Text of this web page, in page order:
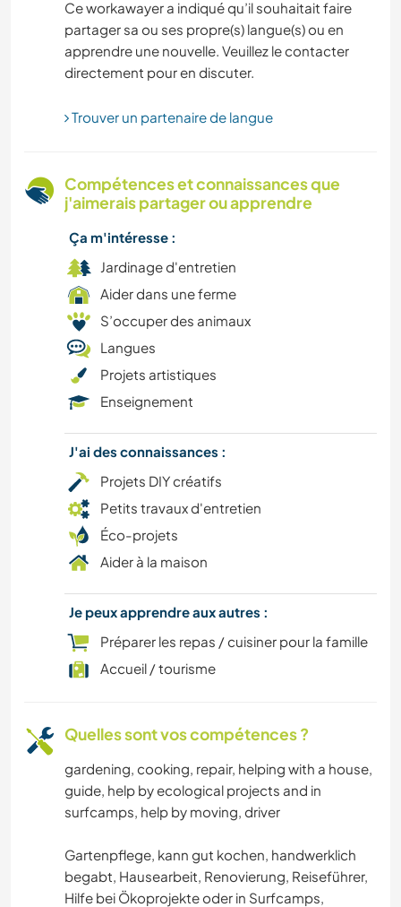
SPORTS NAUTIQUES
DEV. DURABLE
FITNESS
BRICOLAGE / ARTISANAT
VOILE / BATEAU
CYCLISME
NATURE
FERME
CULTURE
Ce workawayer a indiqué qu’il souhaitait faire
partager sa ou ses propre(s) langue(s) ou en
apprendre une nouvelle. Veuillez le contacter
directement pour en discuter.
Trouver un partenaire de langue
Compétences et connaissances que
j'aimerais partager ou apprendre
Ça m'intéresse :
Jardinage d'entretien
Aider dans une ferme
S’occuper des animaux
Langues
Projets artistiques
Enseignement
J'ai des connaissances :
Projets DIY créatifs
Petits travaux d'entretien
Éco-projets
Aider à la maison
Je peux apprendre aux autres :
Préparer les repas / cuisiner pour la famille
Accueil / tourisme
Quelles sont vos compétences ?
gardening, cooking, repair, helping with a house,
guide, help by ecological projects and in
surfcamps, help by moving, driver
Gartenpflege, kann gut kochen, handwerklich
begabt, Hausearbeit, Renovierung, Reiseführer,
Hilfe bei Ökoprojekte oder in Surfcamps,